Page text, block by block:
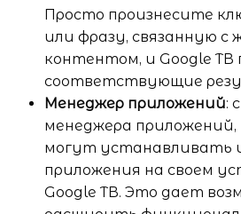
Просто произнесите
или фразу, связанную с
контентом, и Google
соответствующие
Менеджер приложений:
менеджера приложений,
могут устанавливать
приложения на своем
Google ТВ. Это дает